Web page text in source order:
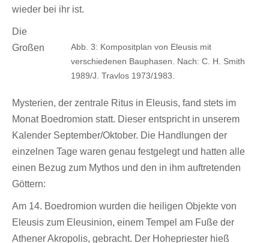
wieder bei ihr ist.
Abb. 3: Kompositplan von Eleusis mit
verschiedenen Bauphasen. Nach: C. H. Smith
1989/J. Travlos 1973/1983.
Die
Großen
Mysterien, der zentrale Ritus in Eleusis, fand stets im
Monat Boedromion statt. Dieser entspricht in unserem
Kalender September/Oktober. Die Handlungen der
einzelnen Tage waren genau festgelegt und hatten alle
einen Bezug zum Mythos und den in ihm auftretenden
Göttern:
Am 14. Boedromion wurden die heiligen Objekte von
Eleusis zum Eleusinion, einem Tempel am Fuße der
Athener Akropolis, gebracht. Der Hohepriester hieß